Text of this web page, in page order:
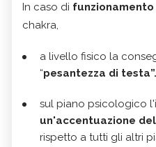
In caso di funzionamento
chakra,
a livello fisico la
“pesantezza di testa”.
sul piano psicologico
un'accentuazione
rispetto a tutti gli altri